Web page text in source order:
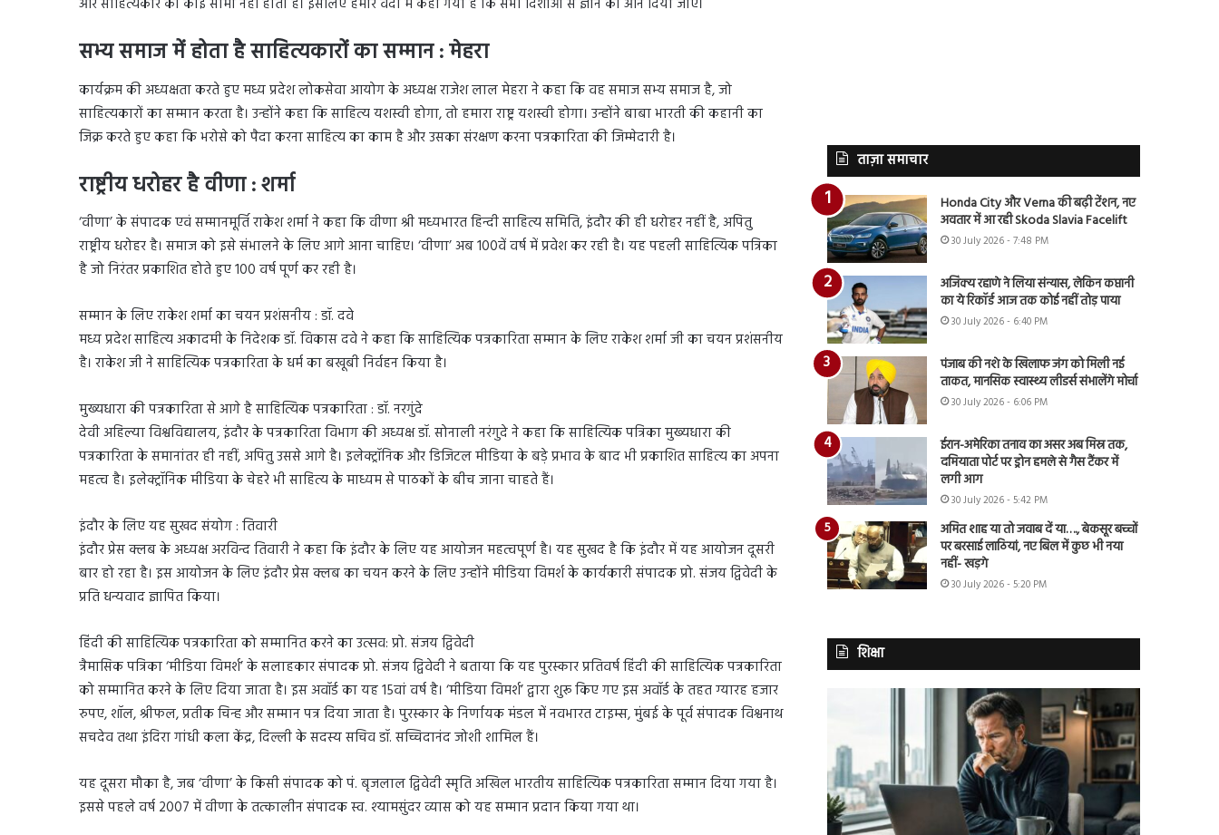
और साहित्यकार की कोई सीमा नहीं होती है। इसलिए हमारे वेदों में कहा गया है कि सभी दिशाओं से ज्ञान को आने दिया जाए।
सभ्य समाज में होता है साहित्यकारों का सम्मान : मेहरा
कार्यक्रम की अध्यक्षता करते हुए मध्य प्रदेश लोकसेवा आयोग के अध्यक्ष राजेश लाल मेहरा ने कहा कि वह समाज सभ्य समाज है, जो
साहित्यकारों का सम्मान करता है। उन्होंने कहा कि साहित्य यशस्वी होगा, तो हमारा राष्ट्र यशस्वी होगा। उन्होंने बाबा भारती की कहानी का
जिक्र करते हुए कहा कि भरोसे को पैदा करना साहित्य का काम है और उसका संरक्षण करना पत्रकारिता की जिम्मेदारी है।
राष्ट्रीय धरोहर है वीणा : शर्मा
‘वीणा’ के संपादक एवं सम्मानमूर्ति राकेश शर्मा ने कहा कि वीणा श्री मध्यभारत हिन्दी साहित्य समिति, इंदौर की ही धरोहर नहीं है, अपितु
राष्ट्रीय धरोहर है। समाज को इसे संभालने के लिए आगे आना चाहिए। ‘वीणा’ अब 100वें वर्ष में प्रवेश कर रही है। यह पहली साहित्यिक पत्रिका
है जो निरंतर प्रकाशित होते हुए 100 वर्ष पूर्ण कर रही है।
सम्मान के लिए राकेश शर्मा का चयन प्रशंसनीय : डॉ. दवे
मध्य प्रदेश साहित्य अकादमी के निदेशक डॉ. विकास दवे ने कहा कि साहित्यिक पत्रकारिता सम्मान के लिए राकेश शर्मा जी का चयन प्रशंसनीय
है। राकेश जी ने साहित्यिक पत्रकारिता के धर्म का बखूबी निर्वहन किया है।
मुख्यधारा की पत्रकारिता से आगे है साहित्यिक पत्रकारिता : डॉ. नरगुंदे
देवी अहिल्या विश्वविद्यालय, इंदौर के पत्रकारिता विभाग की अध्यक्ष डॉ. सोनाली नरंगुदे ने कहा कि साहित्यिक पत्रिका मुख्यधारा की
पत्रकारिता के समानांतर ही नहीं, अपितु उससे आगे है। इलेक्ट्रॉनिक और डिजिटल मीडिया के बड़े प्रभाव के बाद भी प्रकाशित साहित्य का अपना
महत्व है। इलेक्ट्रॉनिक मीडिया के चेहरे भी साहित्य के माध्यम से पाठकों के बीच जाना चाहते हैं।
इंदौर के लिए यह सुखद संयोग : तिवारी
इंदौर प्रेस क्लब के अध्यक्ष अरविन्द तिवारी ने कहा कि इंदौर के लिए यह आयोजन महत्वपूर्ण है। यह सुखद है कि इंदौर में यह आयोजन दूसरी
बार हो रहा है। इस आयोजन के लिए इंदौर प्रेस क्लब का चयन करने के लिए उन्होंने मीडिया विमर्श के कार्यकारी संपादक प्रो. संजय द्विवेदी के
प्रति धन्यवाद ज्ञापित किया।
हिंदी की साहित्यिक पत्रकारिता को सम्मानित करने का उत्सव: प्रो. संजय द्विवेदी
त्रैमासिक पत्रिका ‘मीडिया विमर्श’ के सलाहकार संपादक प्रो. संजय द्विवेदी ने बताया कि यह पुरस्कार प्रतिवर्ष हिंदी की साहित्यिक पत्रकारिता
को सम्मानित करने के लिए दिया जाता है। इस अवॉर्ड का यह 15वां वर्ष है। ‘मीडिया विमर्श’ द्वारा शुरू किए गए इस अवॉर्ड के तहत ग्यारह हजार
रुपए, शॉल, श्रीफल, प्रतीक चिन्ह और सम्मान पत्र दिया जाता है। पुरस्कार के निर्णायक मंडल में नवभारत टाइम्स, मुंबई के पूर्व संपादक विश्वनाथ
सचदेव तथा इंदिरा गांधी कला केंद्र, दिल्ली के सदस्य सचिव डॉ. सच्चिदानंद जोशी शामिल हैं।
यह दूसरा मौका है, जब ‘वीणा’ के किसी संपादक को पं. बृजलाल द्विवेदी स्मृति अखिल भारतीय साहित्यिक पत्रकारिता सम्मान दिया गया है।
इससे पहले वर्ष 2007 में वीणा के तत्कालीन संपादक स्व. श्यामसुंदर व्यास को यह सम्मान प्रदान किया गया था।
ताज़ा समाचार
Honda City और Verna की बढ़ी टेंशन, नए
अवतार में आ रही Skoda Slavia Facelift
30 July 2026 - 7:48 PM
अजिंक्य रहाणे ने लिया संन्यास, लेकिन कप्तानी
का ये रिकॉर्ड आज तक कोई नहीं तोड़ पाया
30 July 2026 - 6:40 PM
पंजाब की नशे के खिलाफ जंग को मिली नई
ताकत, मानसिक स्वास्थ्य लीडर्स संभालेंगे मोर्चा
30 July 2026 - 6:06 PM
ईरान-अमेरिका तनाव का असर अब मिस्र तक,
दमियाता पोर्ट पर ड्रोन हमले से गैस टैंकर में
लगी आग
30 July 2026 - 5:42 PM
अमित शाह या तो जवाब दें या…., बेकसूर बच्चों
पर बरसाई लाठियां, नए बिल में कुछ भी नया
नहीं- खड़गे
30 July 2026 - 5:20 PM
शिक्षा